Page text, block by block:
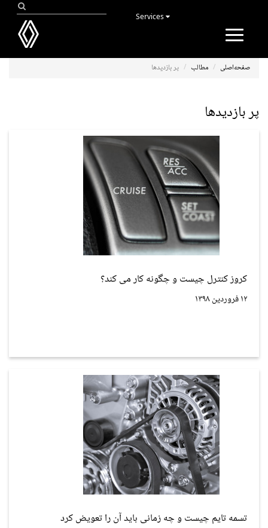
Toggle
صفحه‌اصلی مطالب پر بازدیدها
پر بازدیدها
کروز کنترل چیست و چگونه کار می کند؟
۱۲ فروردین ۱۳۹۸
تسمه تایم چیست و چه زمانی باید آن را تعویض کرد